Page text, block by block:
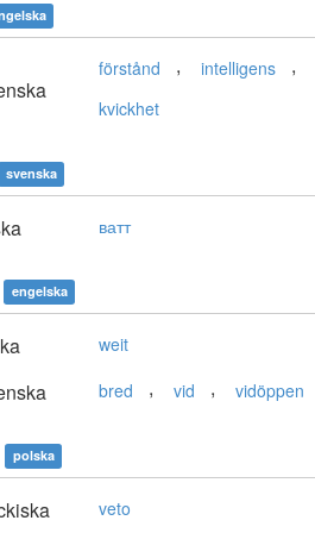
förstånd , intelligens ,
kvickhet
svenska
ватт
engelska
weit
bred , vid , vidöppen
polska
veto